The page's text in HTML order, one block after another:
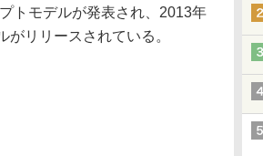
トモデルが発表され、2013年
リリースされている。